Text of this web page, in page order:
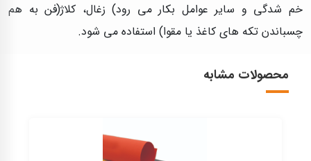
خم شدگی و سایر عوامل بکار می رود) زغال، کلاژ(فن به هم
چسباندن تکه های کاغذ یا مقوا) استفاده می شود.
محصولات مشابه